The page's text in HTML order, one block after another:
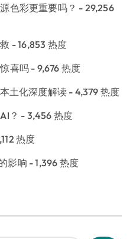
色彩更重要吗？ - 29,256
- 16,853 热度
喜吗 - 9,676 热度
土化深度解读 - 4,379 热度
？ - 3,456 热度
热度
影响 - 1,396 热度